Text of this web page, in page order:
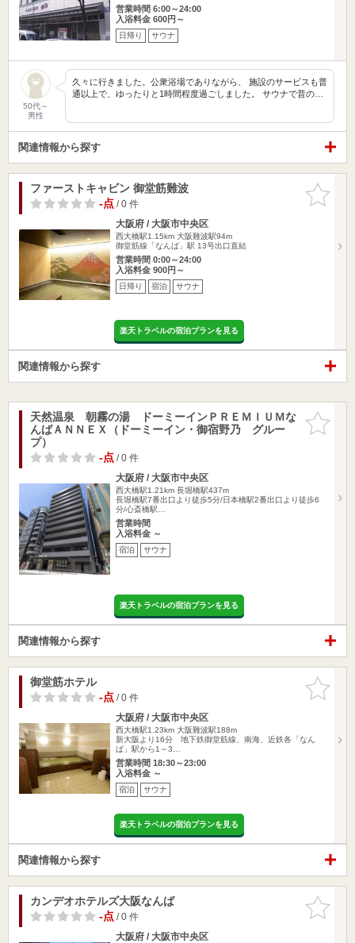
営業時間 6:00～24:00
入浴料金 600円～
日帰り サウナ
50代～
男性
久々に行きました。公衆浴場でありながら、 施設のサービスも普
通以上で、ゆったりと1時間程度過ごしました。 サウナで昔の…
関連情報から探す
お気に入
りに追加
ファーストキャビン 御堂筋難波
-点/ 0 件
大阪府 / 大阪市中央区
西大橋駅1.15km 大阪難波駅94m
御堂筋線「なんば」駅 13号出口直結
営業時間 0:00～24:00
入浴料金 900円～
日帰り 宿泊 サウナ
楽天トラベルの宿泊プランを見る
関連情報から探す
お気に入
りに追加
天然温泉 朝霧の湯 ドーミーインＰＲＥＭＩＵＭな
んばＡＮＮＥＸ（ドーミーイン・御宿野乃 グルー
プ）
-点/ 0 件
大阪府 / 大阪市中央区
西大橋駅1.21km 長堀橋駅437m
長堀橋駅7番出口より徒歩5分/日本橋駅2番出口より徒歩6
分/心斎橋駅…
営業時間
入浴料金 ～
宿泊 サウナ
楽天トラベルの宿泊プランを見る
関連情報から探す
お気に入
りに追加
御堂筋ホテル
-点/ 0 件
大阪府 / 大阪市中央区
西大橋駅1.23km 大阪難波駅188m
新大阪より16分 地下鉄御堂筋線、南海、近鉄各「なん
ば」駅から1～3…
営業時間 18:30～23:00
入浴料金 ～
宿泊 サウナ
楽天トラベルの宿泊プランを見る
関連情報から探す
お気に入
りに追加
カンデオホテルズ大阪なんば
-点/ 0 件
大阪府 / 大阪市中央区